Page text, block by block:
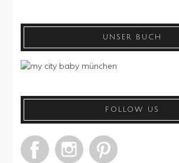
UNSER BUCH
FOLLOW US